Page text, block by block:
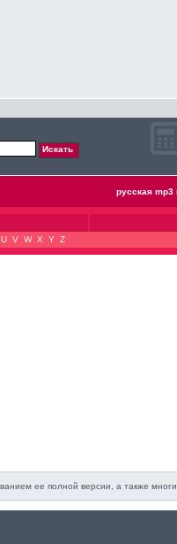
русская mp3
U V W X Y Z
ее полной версии, а также